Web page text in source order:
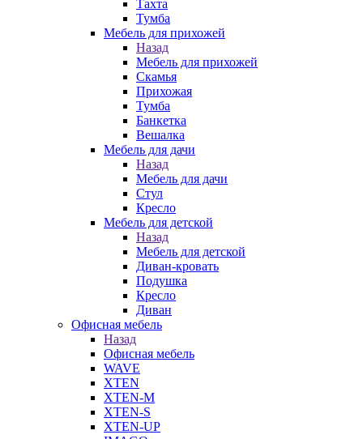
Тахта
Тумба
Мебель для прихожей
Назад
Мебель для прихожей
Скамья
Прихожая
Тумба
Банкетка
Вешалка
Мебель для дачи
Назад
Мебель для дачи
Стул
Кресло
Мебель для детской
Назад
Мебель для детской
Диван-кровать
Подушка
Кресло
Диван
Офисная мебель
Назад
Офисная мебель
WAVE
XTEN
XTEN-M
XTEN-S
XTEN-UP